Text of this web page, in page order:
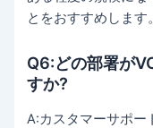
とをおすすめします。
Q6:どの部署が
すか?
A:カスタマーサポー